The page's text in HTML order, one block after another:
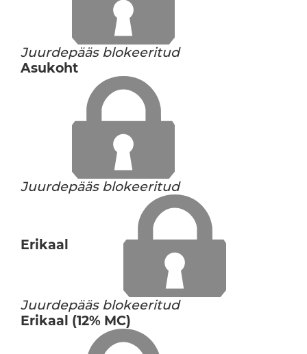
Juurdepääs blokeeritud
Asukoht
Juurdepääs blokeeritud
Erikaal
Juurdepääs blokeeritud
Erikaal (12% MC)